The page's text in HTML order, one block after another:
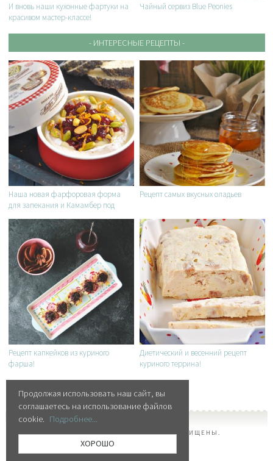
И вновь наши кухонные фартуки на
красивом мастер-классе!
Чайный сервиз Blue Peonies
- ИНТЕРЕСНЫЕ РЕЦЕПТЫ -
Наша новая фарфоровая форма
для запекания и Камамбер под
Рецепт самых вкусных оладьев
Рецепт капкейков из куриного
фарша!
Диетический и весенний рецепт
куриного террина!
© 2026 MYATASHOP, ВСЕ ПРАВА ЗАЩИЩЕНЫ.
MYATASHOP.RU
Продолжая использовать наш сайт, вы
соглашаетесь на использование файлов
cookie. Подробнее...
ХОРОШО